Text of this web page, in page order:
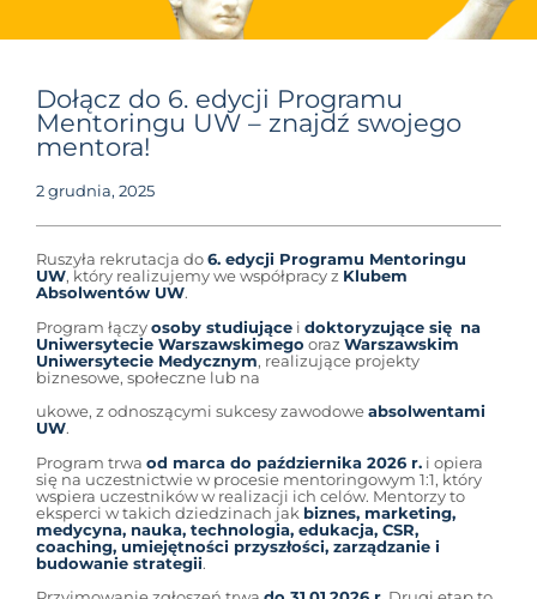
Dołącz do 6. edycji Programu
Mentoringu UW – znajdź swojego
mentora!
2 grudnia, 2025
Ruszyła rekrutacja do 6. edycji Programu Mentoringu
UW, który realizujemy we współpracy z Klubem
Absolwentów UW.
Program łączy osoby studiujące i doktoryzujące się na
Uniwersytecie Warszawskimego oraz Warszawskim
Uniwersytecie Medycznym, realizujące projekty
biznesowe, społeczne lub na
ukowe, z odnoszącymi sukcesy zawodowe absolwentami
UW.
Program trwa od marca do października 2026 r. i opiera
się na uczestnictwie w procesie mentoringowym 1:1, który
wspiera uczestników w realizacji ich celów. Mentorzy to
eksperci w takich dziedzinach jak biznes, marketing,
medycyna, nauka, technologia, edukacja, CSR,
coaching, umiejętności przyszłości, zarządzanie i
budowanie strategii.